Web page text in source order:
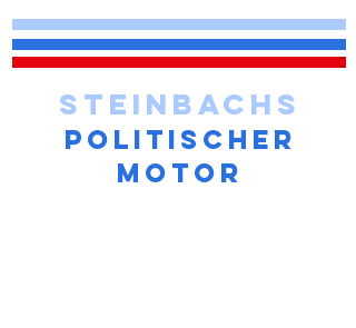
STEINBACHS
POLITISCHER
MOTOR